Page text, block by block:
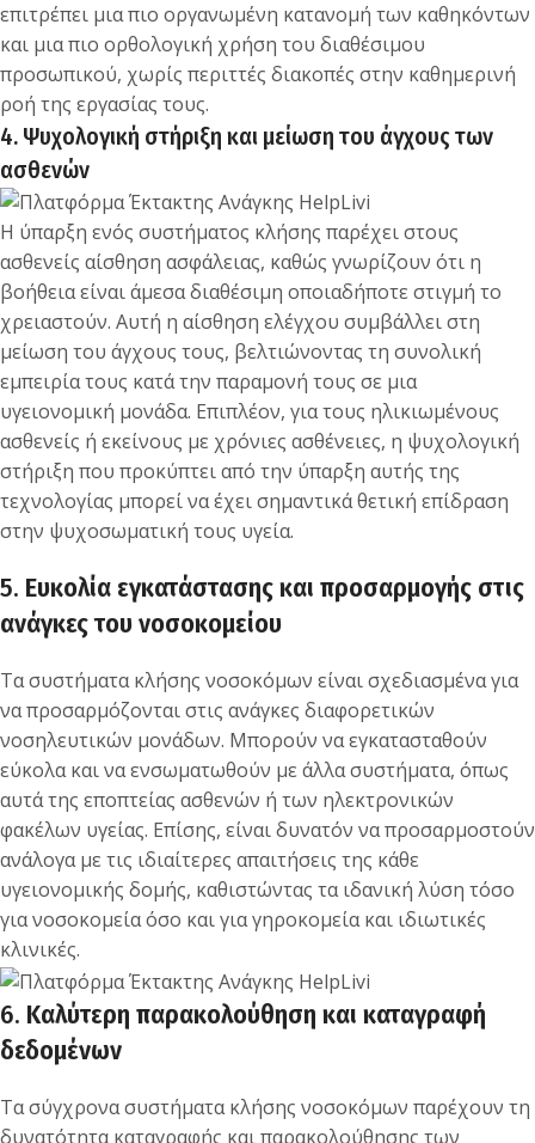
επιτρέπει μια πιο οργανωμένη κατανομή των καθηκόντων
και μια πιο ορθολογική χρήση του διαθέσιμου
προσωπικού, χωρίς περιττές διακοπές στην καθημερινή
ροή της εργασίας τους.
4. Ψυχολογική στήριξη και μείωση του άγχους των
ασθενών
Η ύπαρξη ενός συστήματος κλήσης παρέχει στους
ασθενείς αίσθηση ασφάλειας, καθώς γνωρίζουν ότι η
βοήθεια είναι άμεσα διαθέσιμη οποιαδήποτε στιγμή το
χρειαστούν. Αυτή η αίσθηση ελέγχου συμβάλλει στη
μείωση του άγχους τους, βελτιώνοντας τη συνολική
εμπειρία τους κατά την παραμονή τους σε μια
υγειονομική μονάδα. Επιπλέον, για τους ηλικιωμένους
ασθενείς ή εκείνους με χρόνιες ασθένειες, η ψυχολογική
στήριξη που προκύπτει από την ύπαρξη αυτής της
τεχνολογίας μπορεί να έχει σημαντικά θετική επίδραση
στην ψυχοσωματική τους υγεία.
5. Ευκολία εγκατάστασης και προσαρμογής στις
ανάγκες του νοσοκομείου
Τα συστήματα κλήσης νοσοκόμων είναι σχεδιασμένα για
να προσαρμόζονται στις ανάγκες διαφορετικών
νοσηλευτικών μονάδων. Μπορούν να εγκατασταθούν
εύκολα και να ενσωματωθούν με άλλα συστήματα, όπως
αυτά της εποπτείας ασθενών ή των ηλεκτρονικών
φακέλων υγείας. Επίσης, είναι δυνατόν να προσαρμοστούν
ανάλογα με τις ιδιαίτερες απαιτήσεις της κάθε
υγειονομικής δομής, καθιστώντας τα ιδανική λύση τόσο
για νοσοκομεία όσο και για γηροκομεία και ιδιωτικές
κλινικές.
6. Καλύτερη παρακολούθηση και καταγραφή
δεδομένων
Τα σύγχρονα συστήματα κλήσης νοσοκόμων παρέχουν τη
δυνατότητα καταγραφής και παρακολούθησης των